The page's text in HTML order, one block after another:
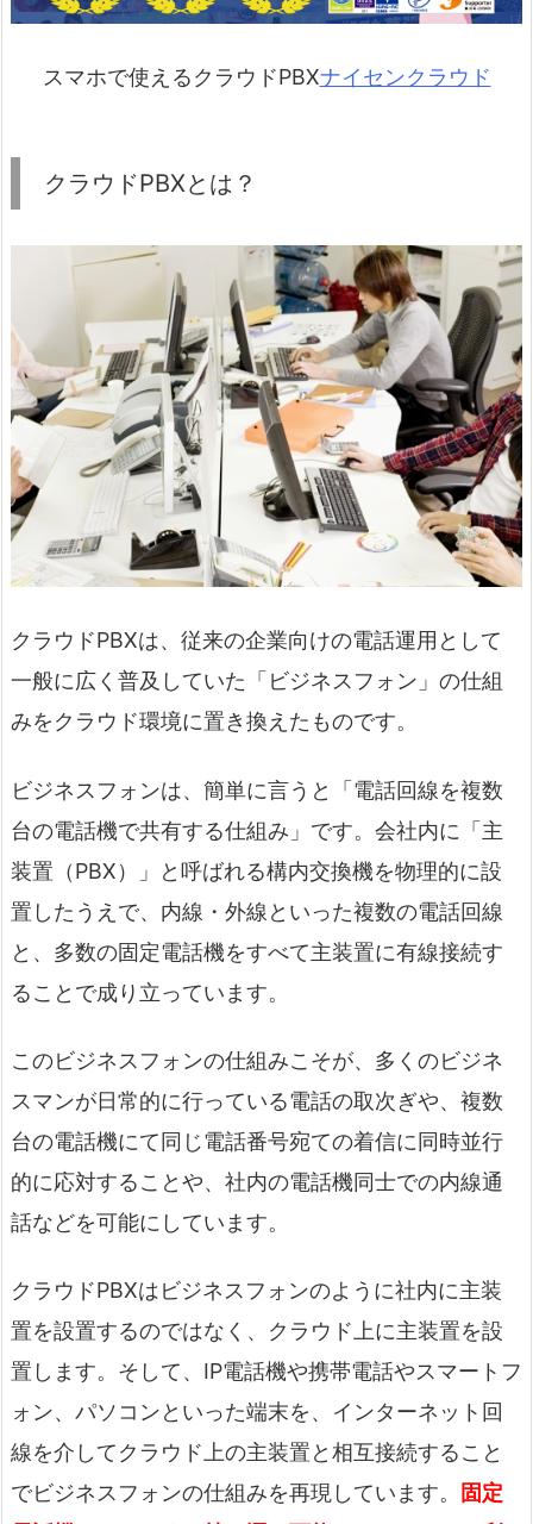
スマホで使えるクラウドPBXナイセンクラウド
クラウドPBXとは？
クラウドPBXは、従来の企業向けの電話運用として
一般に広く普及していた「ビジネスフォン」の仕組
みをクラウド環境に置き換えたものです。
ビジネスフォンは、簡単に言うと「電話回線を複数
台の電話機で共有する仕組み」です。会社内に「主
装置（PBX）」と呼ばれる構内交換機を物理的に設
置したうえで、内線・外線といった複数の電話回線
と、多数の固定電話機をすべて主装置に有線接続す
ることで成り立っています。
このビジネスフォンの仕組みこそが、多くのビジネ
スマンが日常的に行っている電話の取次ぎや、複数
台の電話機にて同じ電話番号宛ての着信に同時並行
的に応対することや、社内の電話機同士での内線通
話などを可能にしています。
クラウドPBXはビジネスフォンのように社内に主装
置を設置するのではなく、クラウド上に主装置を設
置します。そして、IP電話機や携帯電話やスマートフ
ォン、パソコンといった端末を、インターネット回
線を介してクラウド上の主装置と相互接続すること
でビジネスフォンの仕組みを再現しています。
固定